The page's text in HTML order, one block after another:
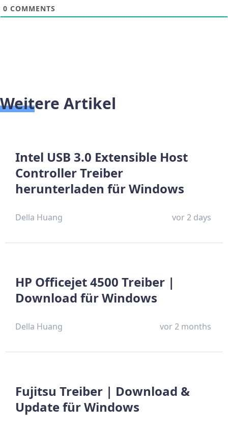
0 COMMENTS
Weitere Artikel
Intel USB 3.0 Extensible Host
Controller Treiber
herunterladen für Windows
Della Huang vor 2 days
HP Officejet 4500 Treiber |
Download für Windows
Della Huang vor 2 months
Fujitsu Treiber | Download &
Update für Windows